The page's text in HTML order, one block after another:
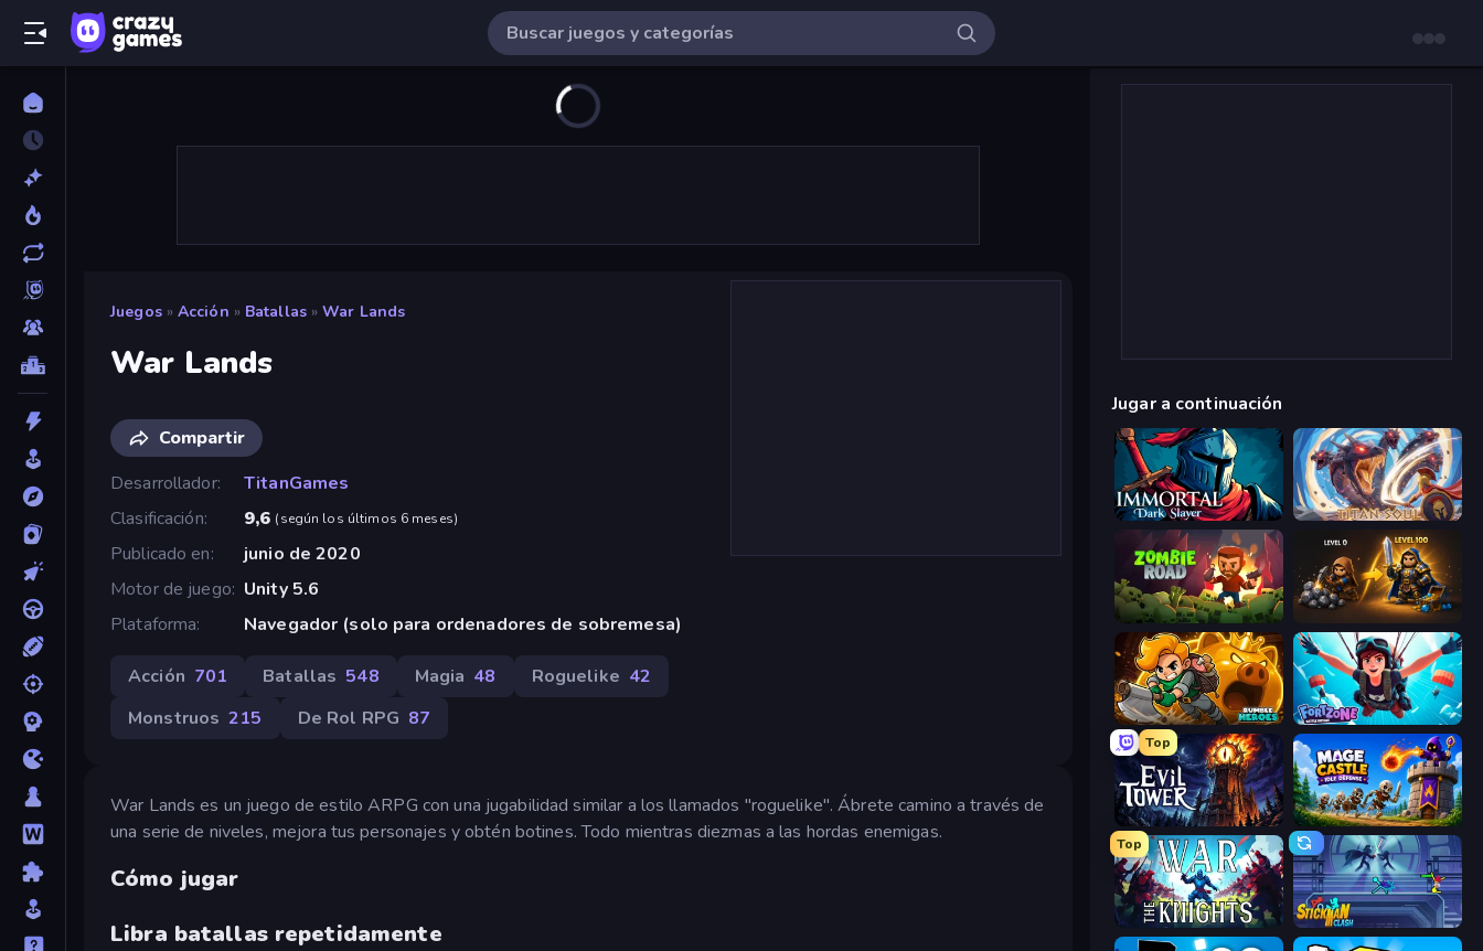
Juegos » Acción » Batallas » War Lands
War Lands
Compartir
Desarrollador
TitanGames
Clasificación
9,6 (según los últimos 6 meses)
Publicado en
junio de 2020
Motor de juego Unity 5.6
Plataforma
Navegador (solo para ordenadores de sobremesa)
Acción 701 Batallas 548 Magia 48 Roguelike 42
Monstruos 215 De Rol RPG 87
War Lands es un juego de estilo ARPG con una jugabilidad similar a los llamados "roguelike". Ábrete camino a través de
una serie de niveles, mejora tus personajes y obtén botines. Todo mientras diezmas a las hordas enemigas.
Cómo jugar
Libra batallas repetidamente
Jugar a continuación
Immortal: Dark Slayer Titan Soul: Action RPG
Zombie Road Gothic Story RPG
Rumble Heroes Fortzone Battle Royale
Top
Evil Tower Mage Castle Idle Defense
Top
War the Knights Stickman Clash